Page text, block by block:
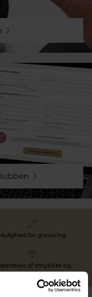
for gravering
af smykker og
ure